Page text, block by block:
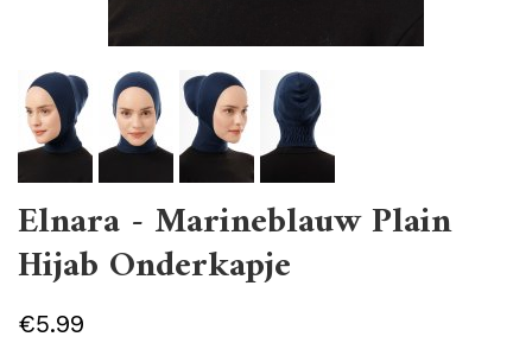
Elnara - Marineblauw Plain
Hijab Onderkapje
€5.99